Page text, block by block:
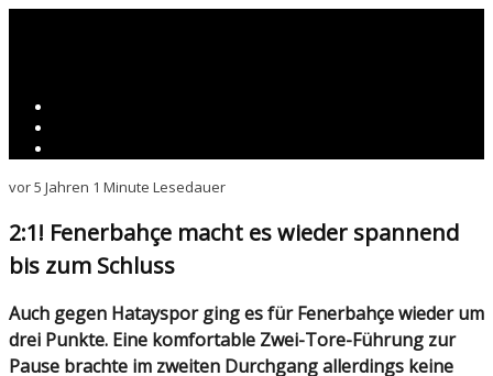
vor 5 Jahren 1 Minute Lesedauer
2:1! Fenerbahçe macht es wieder spannend
bis zum Schluss
Auch gegen Hatayspor ging es für Fenerbahçe wieder um
drei Punkte. Eine komfortable Zwei-Tore-Führung zur
Pause brachte im zweiten Durchgang allerdings keine